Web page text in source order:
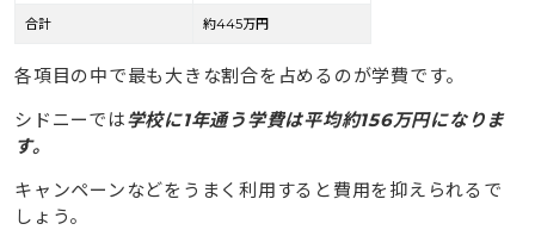
合計 約445万円
各項目の中で最も大きな割合を占めるのが学費です。
シドニーでは学校に1年通う学費は平均約156万円になりま
す。
キャンペーンなどをうまく利用すると費用を抑えられるで
しょう。